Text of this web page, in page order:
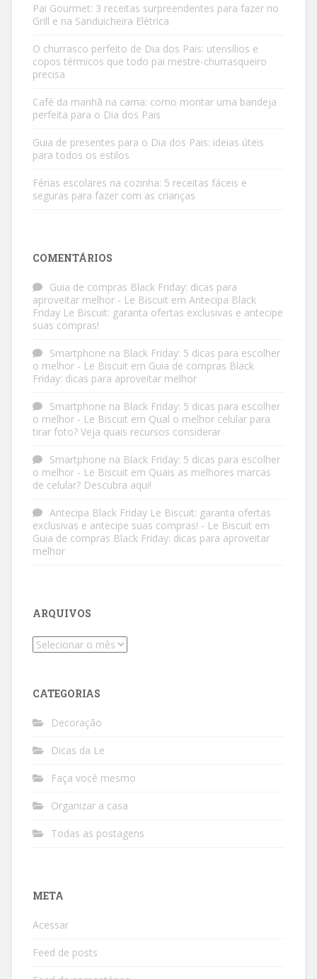
Pai Gourmet: 3 receitas surpreendentes para fazer no
Grill e na Sanduicheira Elétrica
O churrasco perfeito de Dia dos Pais: utensílios e
copos térmicos que todo pai mestre-churrasqueiro
precisa
Café da manhã na cama: como montar uma bandeja
perfeita para o Dia dos Pais
Guia de presentes para o Dia dos Pais: ideias úteis
para todos os estilos
Férias escolares na cozinha: 5 receitas fáceis e
seguras para fazer com as crianças
COMENTÁRIOS
Guia de compras Black Friday: dicas para
aproveitar melhor - Le Biscuit em Antecipa Black
Friday Le Biscuit: garanta ofertas exclusivas e antecipe
suas compras!
Smartphone na Black Friday: 5 dicas para escolher
o melhor - Le Biscuit em Guia de compras Black
Friday: dicas para aproveitar melhor
Smartphone na Black Friday: 5 dicas para escolher
o melhor - Le Biscuit em Qual o melhor celular para
tirar foto? Veja quais recursos considerar
Smartphone na Black Friday: 5 dicas para escolher
o melhor - Le Biscuit em Quais as melhores marcas
de celular? Descubra aqui!
Antecipa Black Friday Le Biscuit: garanta ofertas
exclusivas e antecipe suas compras! - Le Biscuit em
Guia de compras Black Friday: dicas para aproveitar
melhor
ARQUIVOS
Arquivos
CATEGORIAS
Decoração
Dicas da Le
Faça você mesmo
Organizar a casa
Todas as postagens
META
Acessar
Feed de posts